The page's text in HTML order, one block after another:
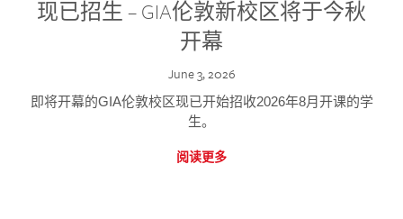
现已招生 – GIA伦敦新校区将于今秋
开幕
June 3, 2026
即将开幕的GIA伦敦校区现已开始招收2026年8月开课的学
生。
阅读更多